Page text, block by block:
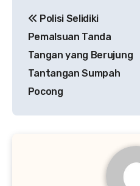
pos
Polisi Selidiki
Pemalsuan Tanda
Tangan yang Berujung
Tantangan Sumpah
Pocong